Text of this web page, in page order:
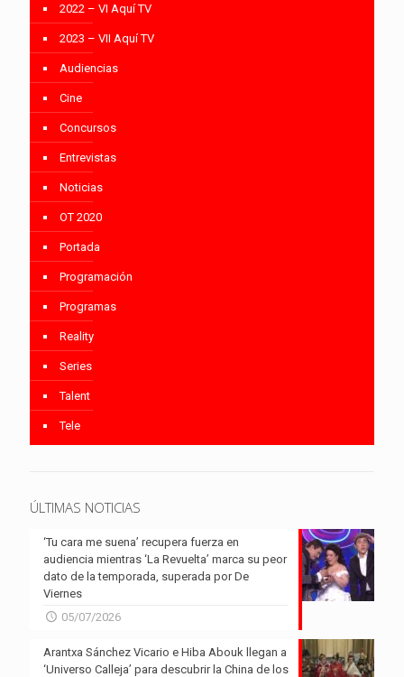
2022 – VI Aquí TV
2023 – VII Aquí TV
Audiencias
Cine
Concursos
Entrevistas
Noticias
OT 2020
Portada
Programación
Programas
Reality
Series
Talent
Tele
ÚLTIMAS NOTICIAS
‘Tu cara me suena’ recupera fuerza en
audiencia mientras ‘La Revuelta’ marca su peor
dato de la temporada, superada por De
Viernes
05/07/2026
Arantxa Sánchez Vicario e Hiba Abouk llegan a
‘Universo Calleja’ para descubrir la China de los